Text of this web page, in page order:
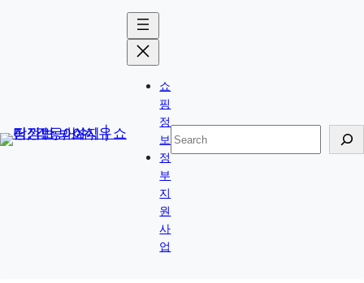
가
쇼
핑
정
보
정
부
지
원
사
업
검
색